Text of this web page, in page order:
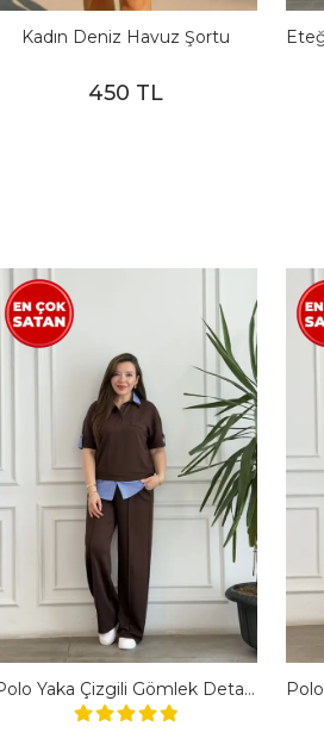
Kadın Deniz Havuz Şortu
450 TL
Polo Yaka Çizgili Gömlek Detaylı Kısa Kollu Takım - KAHVERENGI